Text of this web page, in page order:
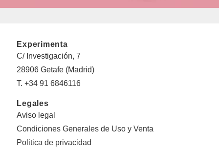
Experimenta
C/ Investigación, 7
28906 Getafe (Madrid)
T. +34 91 6846116
Legales
Aviso legal
Condiciones Generales de Uso y Venta
Politica de privacidad